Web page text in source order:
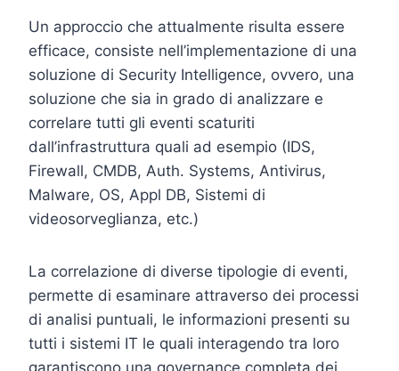
Un approccio che attualmente risulta essere
efficace, consiste nell’implementazione di una
soluzione di Security Intelligence, ovvero, una
soluzione che sia in grado di analizzare e
correlare tutti gli eventi scaturiti
dall’infrastruttura quali ad esempio (IDS,
Firewall, CMDB, Auth. Systems, Antivirus,
Malware, OS, Appl DB, Sistemi di
videosorveglianza, etc.)
La correlazione di diverse tipologie di eventi,
permette di esaminare attraverso dei processi
di analisi puntuali, le informazioni presenti su
tutti i sistemi IT le quali interagendo tra loro